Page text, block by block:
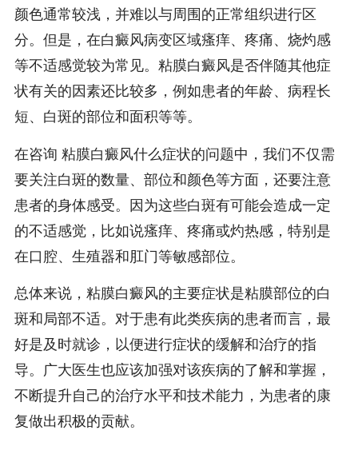
颜色通常较浅，并难以与周围的正常组织进行区
分。但是，在白癜风病变区域瘙痒、疼痛、烧灼感
等不适感觉较为常见。粘膜白癜风是否伴随其他症
状有关的因素还比较多，例如患者的年龄、病程长
短、白斑的部位和面积等等。
在咨询 粘膜白癜风什么症状的问题中，我们不仅需
要关注白斑的数量、部位和颜色等方面，还要注意
患者的身体感受。因为这些白斑有可能会造成一定
的不适感觉，比如说瘙痒、疼痛或灼热感，特别是
在口腔、生殖器和肛门等敏感部位。
总体来说，粘膜白癜风的主要症状是粘膜部位的白
斑和局部不适。对于患有此类疾病的患者而言，最
好是及时就诊，以便进行症状的缓解和治疗的指
导。广大医生也应该加强对该疾病的了解和掌握，
不断提升自己的治疗水平和技术能力，为患者的康
复做出积极的贡献。